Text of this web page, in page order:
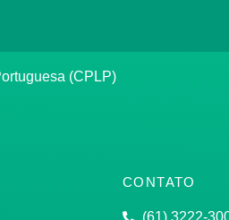
(CPLP)
CONTATO